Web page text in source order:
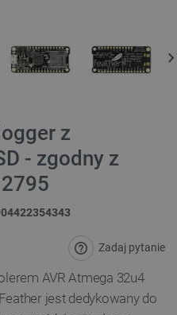
z
- zgodny z
Zadaj pytanie
AVR Atmega 32u4
jest dedykowany do